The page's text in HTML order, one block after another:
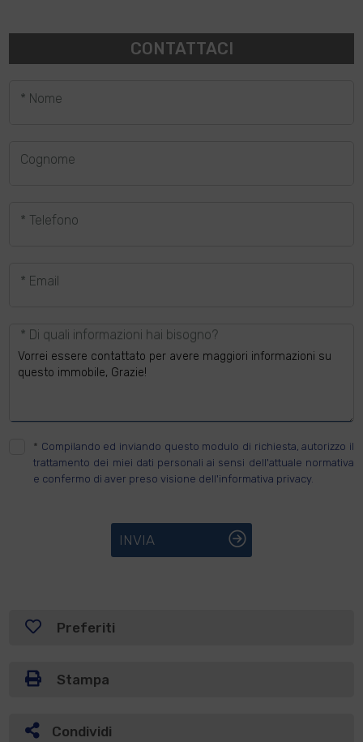
CONTATTACI
* Nome
Cognome
* Telefono
* Email
* Di quali informazioni hai bisogno?
* Compilando ed inviando questo modulo di richiesta, autorizzo il
trattamento dei miei dati personali ai sensi dell'attuale normativa
e confermo di aver preso visione dell'informativa privacy.
INVIA
Preferiti
Stampa
Condividi